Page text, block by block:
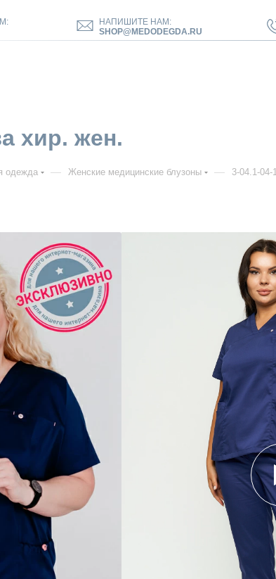
НАПИШИТЕ НАМ:
SHOP@MEDODEGDA.RU
хир. жен.
одежда — Женские медицинские блузоны — 3-04.1-